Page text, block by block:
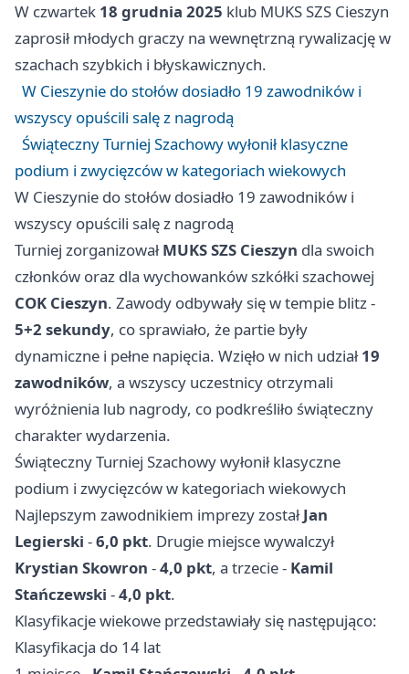
W czwartek 18 grudnia 2025 klub MUKS SZS Cieszyn
zaprosił młodych graczy na wewnętrzną rywalizację w
szachach szybkich i błyskawicznych.
W Cieszynie do stołów dosiadło 19 zawodników i
wszyscy opuścili salę z nagrodą
Świąteczny Turniej Szachowy wyłonił klasyczne
podium i zwycięzców w kategoriach wiekowych
W Cieszynie do stołów dosiadło 19 zawodników i
wszyscy opuścili salę z nagrodą
Turniej zorganizowałMUKS SZS Cieszyn dla swoich
członków oraz dla wychowanków szkółki szachowej
COK Cieszyn. Zawody odbywały się w tempie blitz -
5+2 sekundy, co sprawiało, że partie były
dynamiczne i pełne napięcia. Wzięło w nich udział19
zawodników, a wszyscy uczestnicy otrzymali
wyróżnienia lub nagrody, co podkreśliło świąteczny
charakter wydarzenia.
Świąteczny Turniej Szachowy wyłonił klasyczne
podium i zwycięzców w kategoriach wiekowych
Najlepszym zawodnikiem imprezy zostałJan
Legierski -6,0 pkt. Drugie miejsce wywalczył
Krystian Skowron -4,0 pkt, a trzecie - Kamil
Stańczewski -4,0 pkt.
Klasyfikacje wiekowe przedstawiały się następująco:
Klasyfikacja do 14 lat